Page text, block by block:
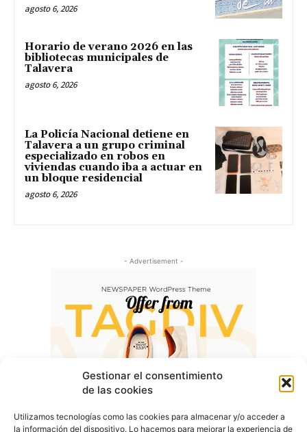
Gestionar el consentimiento
de las cookies
Utilizamos tecnologías como las cookies para almacenar y/o acceder a
la información del dispositivo. Lo hacemos para mejorar la experiencia de
agosto 6, 2026
Horario de verano 2026 en las
bibliotecas municipales de
Talavera
agosto 6, 2026
La Policía Nacional detiene en
Talavera a un grupo criminal
especializado en robos en
viviendas cuando iba a actuar en
un bloque residencial
agosto 6, 2026
- Advertisement -